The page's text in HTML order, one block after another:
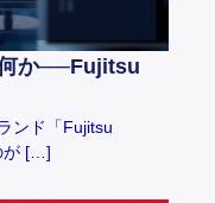
か──Fujitsu
ンド「Fujitsu
が […]